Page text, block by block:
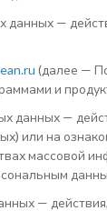
данных —
(далее —
и
данных —
или на
массовой
—